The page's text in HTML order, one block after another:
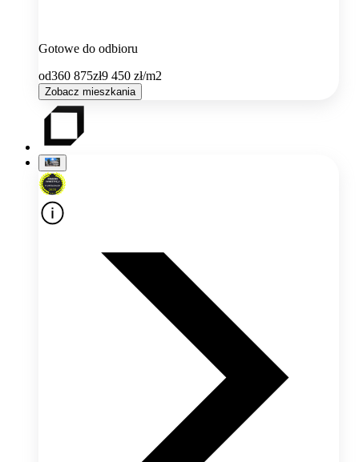
Gotowe do odbioru
od360 875zł9 450 zł/m2
Zobacz mieszkania